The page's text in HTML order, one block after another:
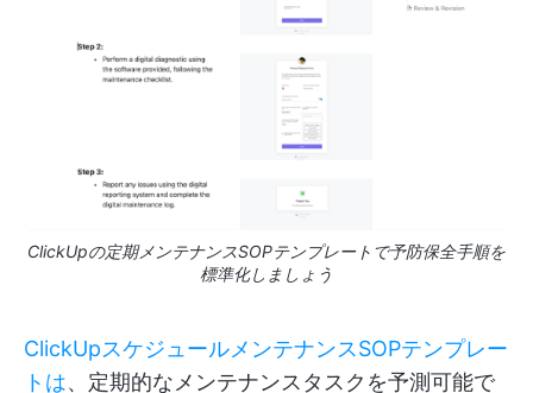
ClickUpの定期メンテナンスSOPテンプレートで予防保全手順を
標準化しましょう
ClickUpスケジュールメンテナンスSOPテンプレー
トは、定期的なメンテナンスタスクを予測可能で